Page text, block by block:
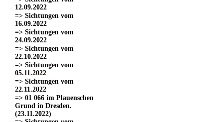
12.09.2022
=> Sichtungen vom
16.09.2022
=> Sichtungen vom
24.09.2022
=> Sichtungen vom
22.10.2022
=> Sichtungen vom
05.11.2022
=> Sichtungen vom
22.11.2022
=> 01 066 im Plauenschen
Grund in Dresden.
(23.11.2022)